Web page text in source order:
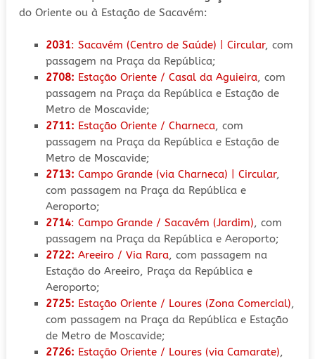
do Oriente ou à Estação de Sacavém:
2031: Sacavém (Centro de Saúde) | Circular, com
passagem na Praça da República;
2708: Estação Oriente / Casal da Aguieira, com
passagem na Praça da República e Estação de
Metro de Moscavide;
2711: Estação Oriente / Charneca, com
passagem na Praça da República e Estação de
Metro de Moscavide;
2713: Campo Grande (via Charneca) | Circular,
com passagem na Praça da República e
Aeroporto;
2714: Campo Grande / Sacavém (Jardim), com
passagem na Praça da República e Aeroporto;
2722: Areeiro / Via Rara, com passagem na
Estação do Areeiro, Praça da República e
Aeroporto;
2725: Estação Oriente / Loures (Zona Comercial),
com passagem na Praça da República e Estação
de Metro de Moscavide;
2726: Estação Oriente / Loures (via Camarate),